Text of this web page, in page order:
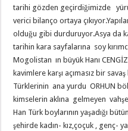
tarihi gözden geçirdiğimizde
verici bilanço ortaya
olduğu gibi durduruyor.Asya da
tarihin kara sayfalarına soy
Mogolistan ın büyük Hanı
kavimlere karşı açımasız bir
Türklerinin ana yurdu ORHUN
kimselerin aklına gelmeyen
Han Türk boylarının yaşadığı
şehirde kadın- kız,çoçuk , genç-